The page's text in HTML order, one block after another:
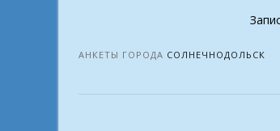
АНКЕТЫ ГОРОДА СОЛНЕЧНОДОЛЬСК